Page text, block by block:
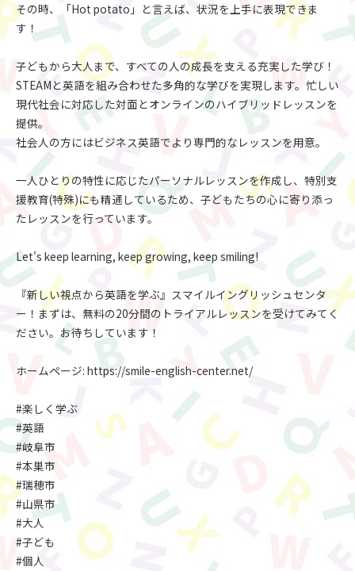
その時、「Hot potato」と言えば、状況を上手に表現できま
す！
子どもから大人まで、すべての人の成長を支える充実した学び！
STEAMと英語を組み合わせた多角的な学びを実現します。忙しい
現代社会に対応した対面とオンラインのハイブリッドレッスンを
提供。
社会人の方にはビジネス英語でより専門的なレッスンを用意。
一人ひとりの特性に応じたパーソナルレッスンを作成し、特別支
援教育(特殊)にも精通しているため、子どもたちの心に寄り添っ
たレッスンを行っています。
Let's keep learning, keep growing, keep smiling!
『新しい視点から英語を学ぶ』スマイルイングリッシュセンタ
ー！まずは、無料の20分間のトライアルレッスンを受けてみてく
ださい。お待ちしています！
ホームページ: https://smile-english-center.net/
#楽しく学ぶ
#英語
#岐阜市
#本巣市
#瑞穂市
#山県市
#大人
#子ども
#個人